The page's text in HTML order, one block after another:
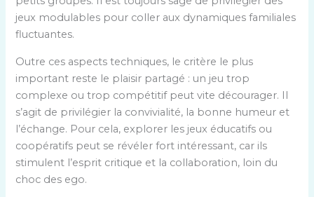
jeux modulables pour coller aux dynamiques familiales
fluctuantes.
Outre ces aspects techniques, le critère le plus
important reste le plaisir partagé : un jeu trop
complexe ou trop compétitif peut vite décourager. Il
s’agit de privilégier la convivialité, la bonne humeur et
l’échange. Pour cela, explorer les jeux éducatifs ou
coopératifs peut se révéler fort intéressant, car ils
stimulent l’esprit critique et la collaboration, loin du
choc des ego.